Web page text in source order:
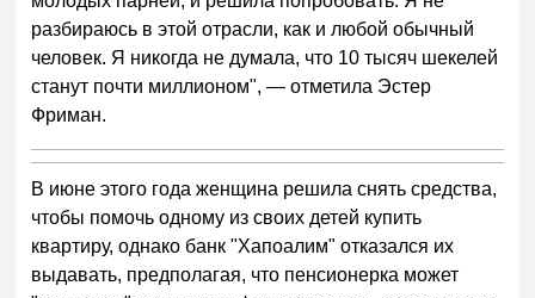
разбираюсь в этой отрасли, как и любой обычный
человек. Я никогда не думала, что 10 тысяч шекелей
станут почти миллионом", — отметила Эстер
Фриман.
В июне этого года женщина решила снять средства,
чтобы помочь одному из своих детей купить
квартиру, однако банк "Хапоалим" отказался их
выдавать, предполагая, что пенсионерка может